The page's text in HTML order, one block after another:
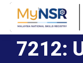
7212: